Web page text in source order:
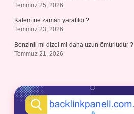
Temmuz 25, 2026
Kalem ne zaman yaratıldı ?
Temmuz 23, 2026
Benzinli mi dizel mi daha uzun ömürlüdür ?
Temmuz 21, 2026